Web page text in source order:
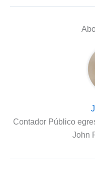
Contador Público
John